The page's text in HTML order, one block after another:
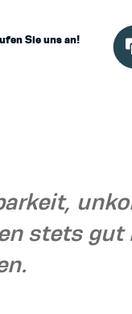
Sie uns an!
stets gut